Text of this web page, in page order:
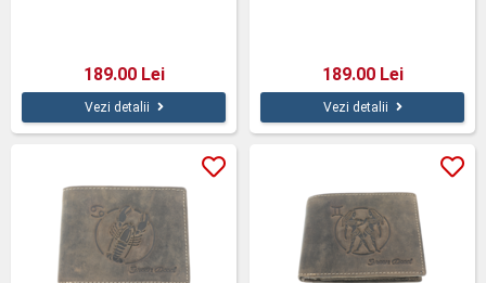
189.00 Lei
Vezi detalii
189.00 Lei
Vezi detalii